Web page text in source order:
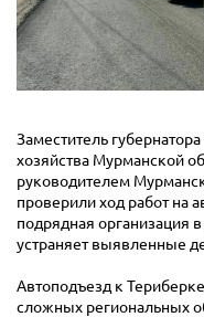
Заместитель
хозяйства Мурманской
руководителем
проверили ход работ на
подрядная организация
устраняет выявленные
Автоподъезд к
сложных региональных